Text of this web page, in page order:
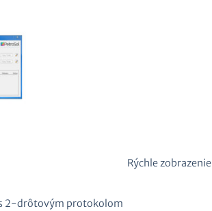
Rýchle zobrazenie
2-drôtovým protokolom